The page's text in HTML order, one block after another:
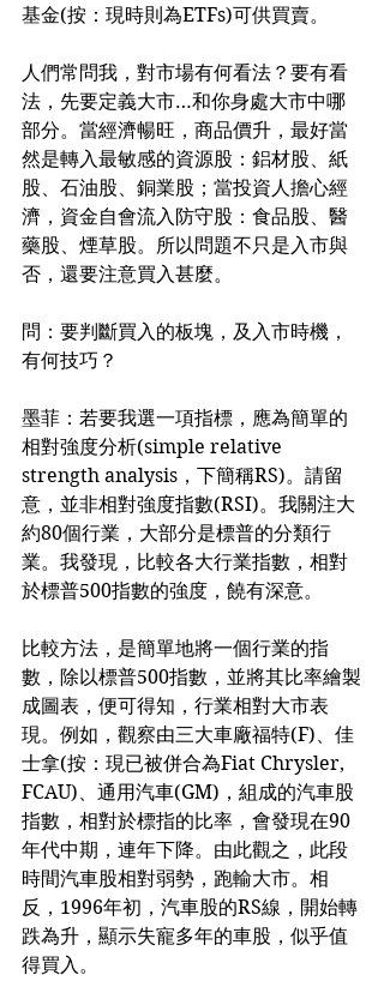
基金(按：現時則為ETFs)可供買賣。
人們常問我，對市場有何看法？要有看
法，先要定義大市…和你身處大市中哪
部分。當經濟暢旺，商品價升，最好當
然是轉入最敏感的資源股：鋁材股、紙
股、石油股、銅業股；當投資人擔心經
濟，資金自會流入防守股：食品股、醫
藥股、煙草股。所以問題不只是入市與
否，還要注意買入甚麼。
問：要判斷買入的板塊，及入市時機，
有何技巧？
墨菲：若要我選一項指標，應為簡單的
相對強度分析(simple relative
strength analysis，下簡稱RS)。請留
意，並非相對強度指數(RSI)。我關注大
約80個行業，大部分是標普的分類行
業。我發現，比較各大行業指數，相對
於標普500指數的強度，饒有深意。
比較方法，是簡單地將一個行業的指
數，除以標普500指數，並將其比率繪製
成圖表，便可得知，行業相對大市表
現。例如，觀察由三大車廠福特(F)、佳
士拿(按：現已被併合為Fiat Chrysler,
FCAU)、通用汽車(GM)，組成的汽車股
指數，相對於標指的比率，會發現在90
年代中期，連年下降。由此觀之，此段
時間汽車股相對弱勢，跑輸大市。相
反，1996年初，汽車股的RS線，開始轉
跌為升，顯示失寵多年的車股，似乎值
得買入。